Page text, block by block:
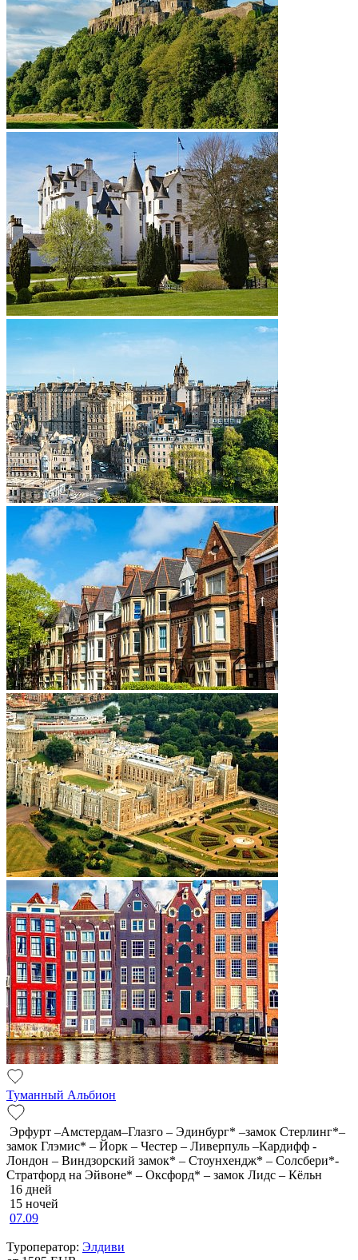
Туманный Альбион
Эрфурт –Амстердам–Глазго – Эдинбург* –замок Стерлинг*–
замок Глэмис* – Йорк – Честер – Ливерпуль –Кардифф -
Лондон – Виндзорский замок* – Стоунхендж* – Солсбери*-
Стратфорд на Эйвоне* – Оксфорд* – замок Лидс – Кёльн
16 дней
15 ночей
07.09
Туроператор: Элдиви